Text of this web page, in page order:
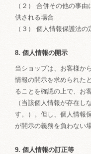
（２） 合併その他の事
供される場合
（３） 個人情報保護法
8. 個人情報の開示
当ショップは、お客様か
情報の開示を求められた
ることを確認の上で、お
（当該個人情報が存在し
す。）。但し、個人情報
が開示の義務を負わない
9. 個人情報の訂正等